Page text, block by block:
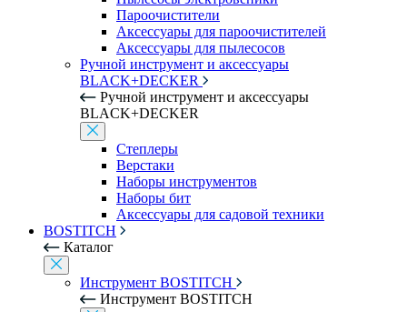
Пароочистители
Аксессуары для пароочистителей
Аксессуары для пылесосов
Ручной инструмент и аксессуары
BLACK+DECKER
Ручной инструмент и аксессуары
BLACK+DECKER
Степлеры
Верстаки
Наборы инструментов
Наборы бит
Аксессуары для садовой техники
BOSTITCH
Каталог
Инструмент BOSTITCH
Инструмент BOSTITCH